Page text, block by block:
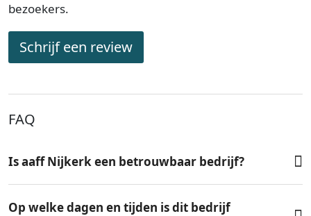
bezoekers.
Schrijf een review
FAQ
Is aaff Nijkerk een betrouwbaar bedrijf?
Op welke dagen en tijden is dit bedrijf